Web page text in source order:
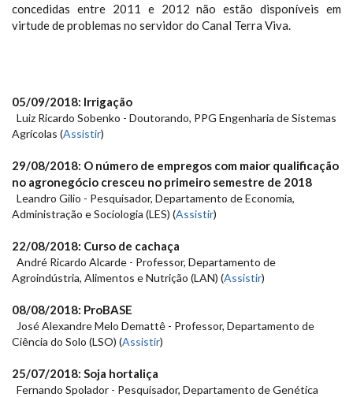
concedidas entre 2011 e 2012 não estão disponíveis em
virtude de problemas no servidor do Canal Terra Viva.
05/09/2018: Irrigação
Luiz Ricardo Sobenko - Doutorando, PPG Engenharia de Sistemas
Agrícolas (Assistir)
29/08/2018: O número de empregos com maior qualificação
no agronegócio cresceu no primeiro semestre de 2018
Leandro Gilio - Pesquisador, Departamento de Economia,
Administração e Sociologia (LES) (Assistir)
22/08/2018: Curso de cachaça
André Ricardo Alcarde - Professor, Departamento de
Agroindústria, Alimentos e Nutrição (LAN) (Assistir)
08/08/2018: ProBASE
José Alexandre Melo Demattê - Professor, Departamento de
Ciência do Solo (LSO) (Assistir)
25/07/2018: Soja hortaliça
Fernando Spolador - Pesquisador, Departamento de Genética